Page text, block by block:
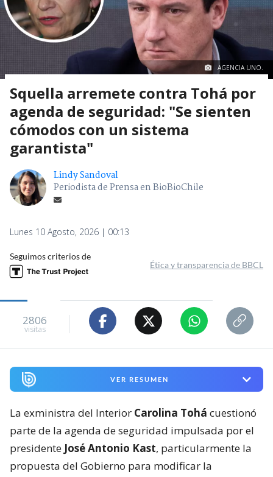
AGENCIA UNO.
Squella arremete contra Tohá por
agenda de seguridad: "Se sienten
cómodos con un sistema
garantista"
Lindy Sandoval
Periodista de Prensa en BioBioChile
Lunes 10 Agosto, 2026 | 00:13
Seguimos criterios de
Ética y transparencia de BBCL
2806
visitas
VER RESUMEN
La exministra del Interior Carolina Tohá cuestionó
parte de la agenda de seguridad impulsada por el
presidente José Antonio Kast, particularmente la
propuesta del Gobierno para modificar la